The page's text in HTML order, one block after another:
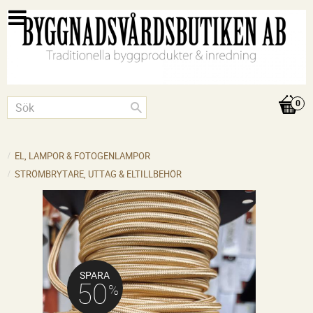
EL, LAMPOR & FOTOGENLAMPOR
STRÖMBRYTARE, UTTAG & ELTILLBEHÖR
SPARA
50%